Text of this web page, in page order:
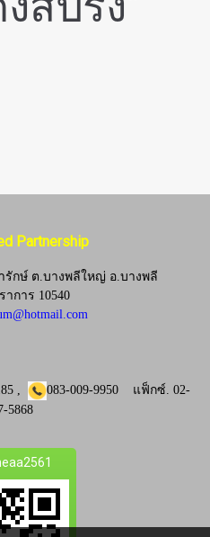
Partnership
รักษ์ ต.บางพลีใหญ่ อ.บางพลี
การ 10540
, 083-009-9950 แฟ็กซ์. 02-
5868